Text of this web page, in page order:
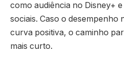
como audiência no Disney+
sociais. Caso o desempenho
curva positiva, o caminho
mais curto.